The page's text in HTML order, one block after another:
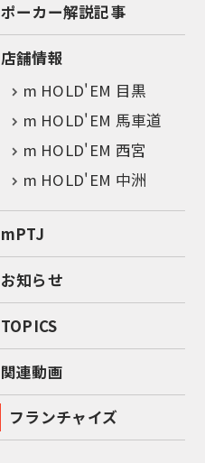
ポーカー解説記事
店舗情報
m HOLD'EM 目黒
m HOLD'EM 馬車道
m HOLD'EM 西宮
m HOLD'EM 中洲
mPTJ
お知らせ
TOPICS
関連動画
フランチャイズ